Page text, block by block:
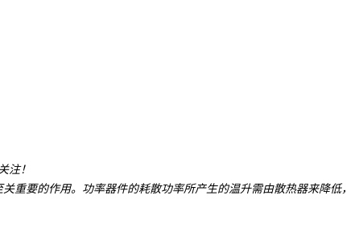
注！
要的作用。功率器件的耗散功率所产生的温升需由散热器来降低，